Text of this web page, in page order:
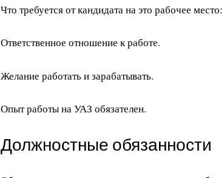
Что требуется от кандидата на это рабочее место:
Ответственное отношение к работе.
Желание работать и зарабатывать.
Опыт работы на УАЗ обязателен.
Должностные обязанности